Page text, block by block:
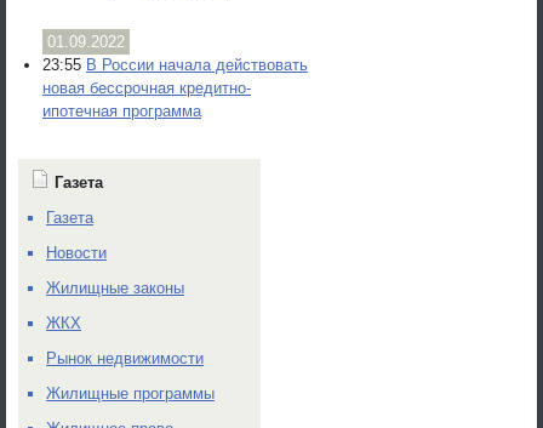
01.09.2022
23:55 В России начала действовать
новая бессрочная кредитно-
ипотечная программа
Газета
Газета
Новости
Жилищные законы
ЖКХ
Рынок недвижимости
Жилищные программы